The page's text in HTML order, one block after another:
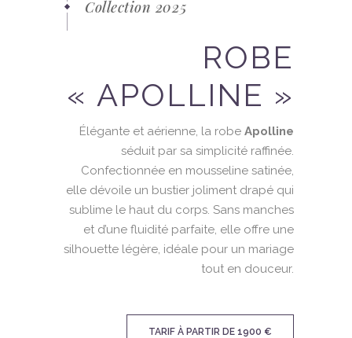
Collection 2025
ROBE
« APOLLINE »
Élégante et aérienne, la robe Apolline
séduit par sa simplicité raffinée.
Confectionnée en mousseline satinée,
elle dévoile un bustier joliment drapé qui
sublime le haut du corps. Sans manches
et d’une fluidité parfaite, elle offre une
silhouette légère, idéale pour un mariage
tout en douceur.
TARIF À PARTIR DE 1900 €